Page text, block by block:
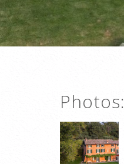
Photos: